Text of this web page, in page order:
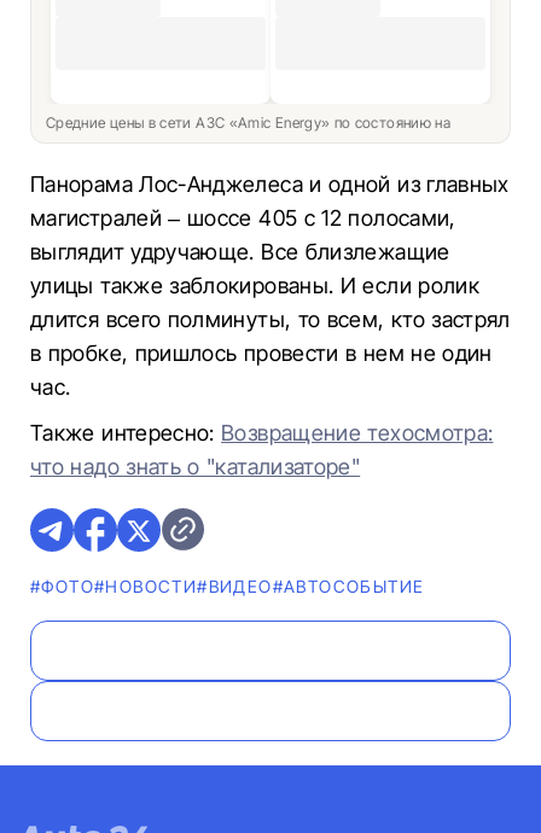
Средние цены в сети АЗС «Amic Energy» по состоянию на
Панорама Лос-Анджелеса и одной из главных
магистралей – шоссе 405 с 12 полосами,
выглядит удручающе. Все близлежащие
улицы также заблокированы. И если ролик
длится всего полминуты, то всем, кто застрял
в пробке, пришлось провести в нем не один
час.
Также интересно: Возвращение техосмотра:
что надо знать о "катализаторе"
#ФОТО#НОВОСТИ#ВИДЕО#АВТОСОБЫТИЕ